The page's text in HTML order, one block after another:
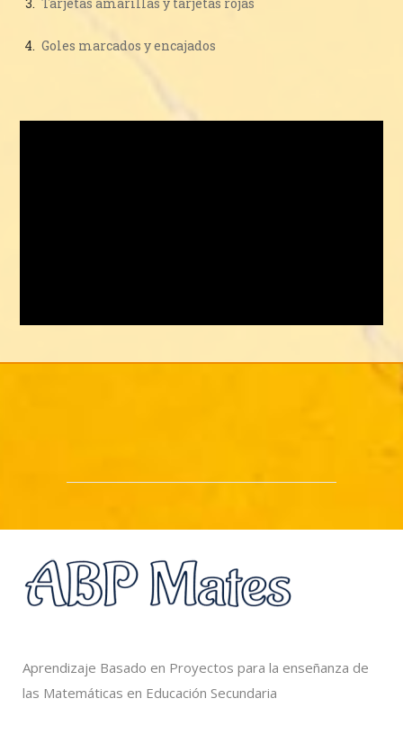
Goles marcados y encajados
Aprendizaje Basado en Proyectos para la enseñanza de
las Matemáticas en Educación Secundaria